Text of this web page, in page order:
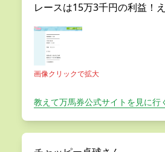
レースは15万3千円の利益！
画像クリックで拡大
教えて万馬券公式サイトを見に行